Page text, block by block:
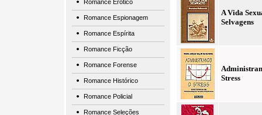
Romance Erótico
Romance Espionagem
Romance Espírita
Romance Ficção
Romance Forense
Romance Histórico
Romance Policial
Romance Seleções
A Vida
Selvagens
Stress